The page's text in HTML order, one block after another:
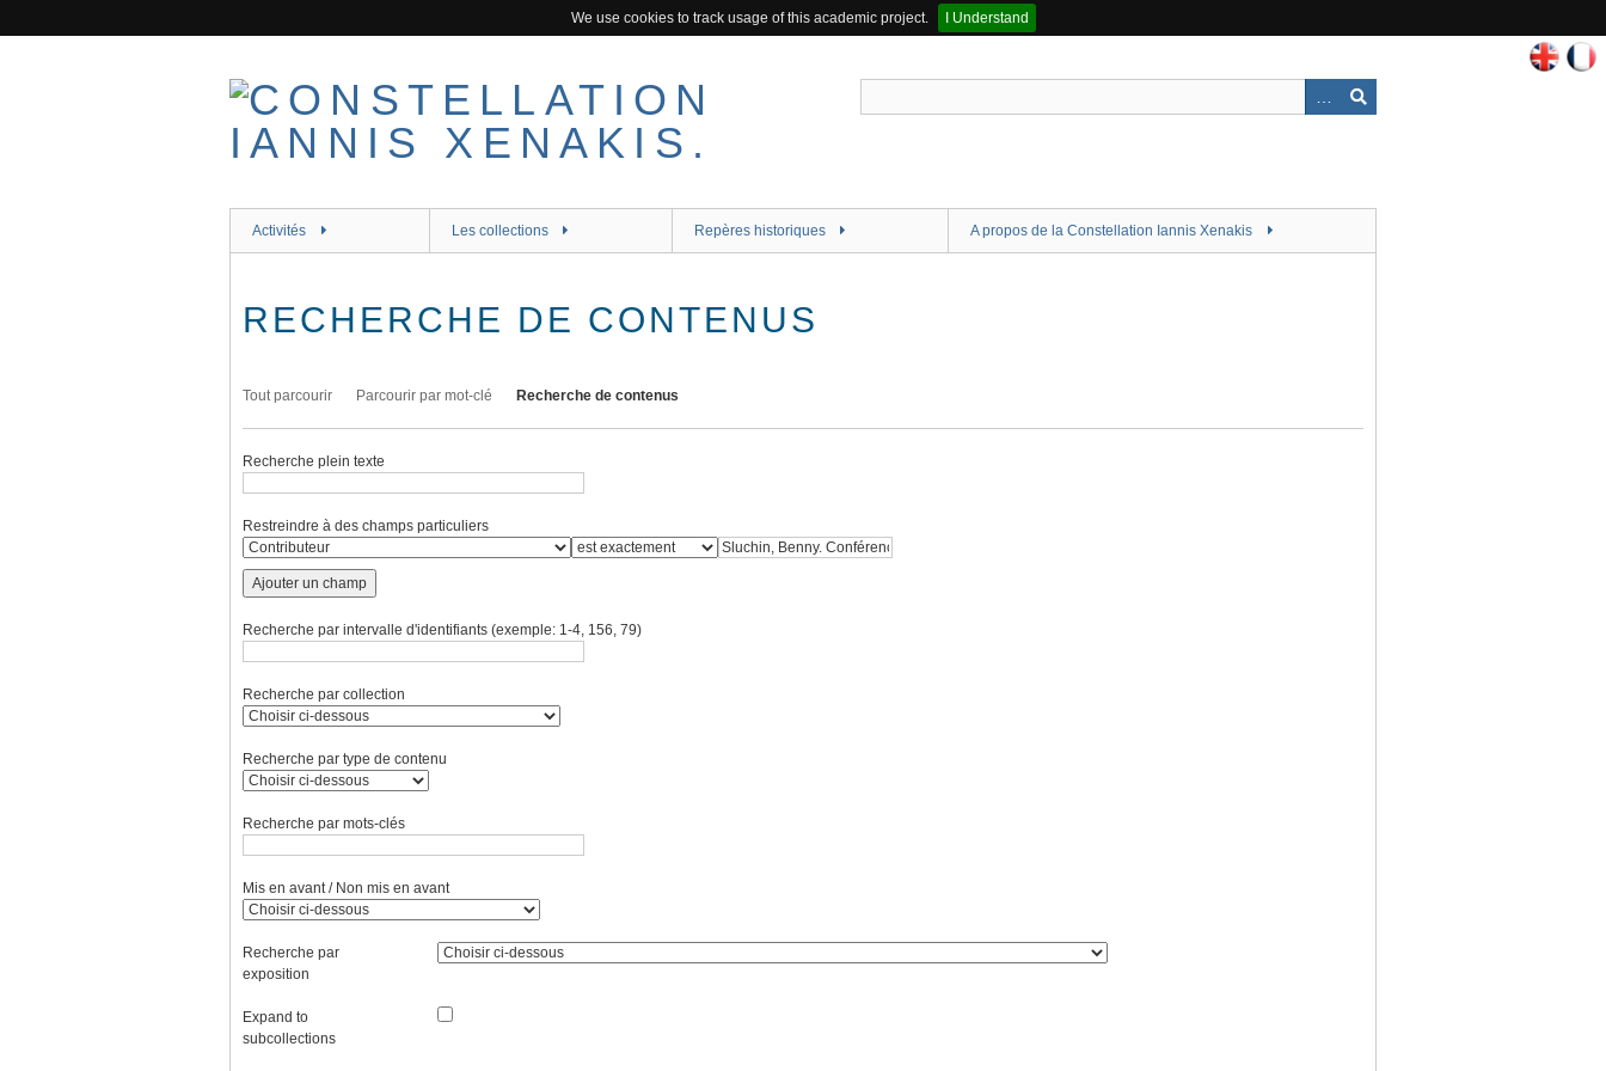
We use cookies to track usage of this academic project.
I Understand
Activités Les collections Repères historiques A propos de la Constellation Iannis Xenakis
RECHERCHE DE CONTENUS
Tout parcourir Parcourir par mot-clé Recherche de contenus
Recherche plein texte
Restreindre à des champs particuliers
Ajouter un champ
Recherche par intervalle d'identifiants (exemple: 1-4, 156, 79)
Recherche par collection
Recherche par type de contenu
Recherche par mots-clés
Mis en avant / Non mis en avant
Recherche par
exposition
Expand to
subcollections